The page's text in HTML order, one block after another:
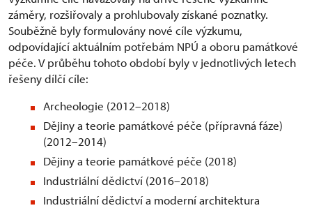
záměry, rozšiřovaly a prohlubovaly získané poznatky.
Souběžně byly formulovány nové cíle výzkumu,
odpovídající aktuálním potřebám NPÚ a oboru památkové
péče. V průběhu tohoto období byly v jednotlivých letech
řešeny dílčí cíle:
Archeologie (2012–2018)
Dějiny a teorie památkové péče (přípravná fáze)
(2012–2014)
Dějiny a teorie památkové péče (2018)
Industriální dědictví (2016–2018)
Industriální dědictví a moderní architektura